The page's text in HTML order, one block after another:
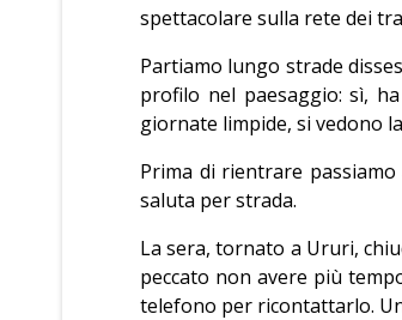
spettacolare sulla rete dei
Partiamo lungo strade
profilo nel paesaggio: sì,
giornate limpide, si vedono
Prima di rientrare
saluta per strada.
La sera, tornato a Ururi,
peccato non avere più
telefono per ricontattarlo.